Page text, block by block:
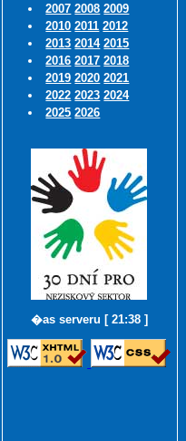
2007 2008 2009
2010 2011 2012
2013 2014 2015
2016 2017 2018
2019 2020 2021
2022 2023 2024
2025 2026
�as serveru [ 21:38 ]